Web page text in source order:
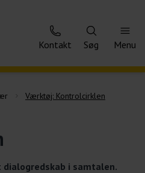
Kontakt Søg Menu
Værktøj: Kontrolcirklen
i samtalen.